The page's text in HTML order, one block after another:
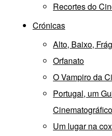
Recortes do
Crónicas
Alto, Baixo,
Orfanato
O Vampiro da
Portugal, um
Cinematográfico
Um lugar na